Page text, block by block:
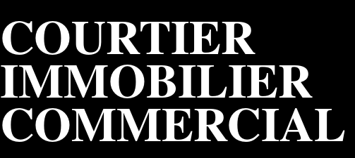
COURTIER
IMMOBILIER
COMMERCIAL